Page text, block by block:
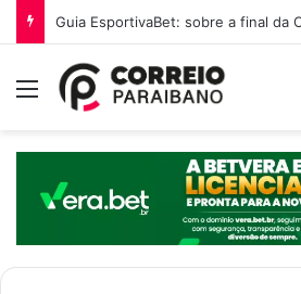
Guia EsportivaBet: sobre a final da
Menu